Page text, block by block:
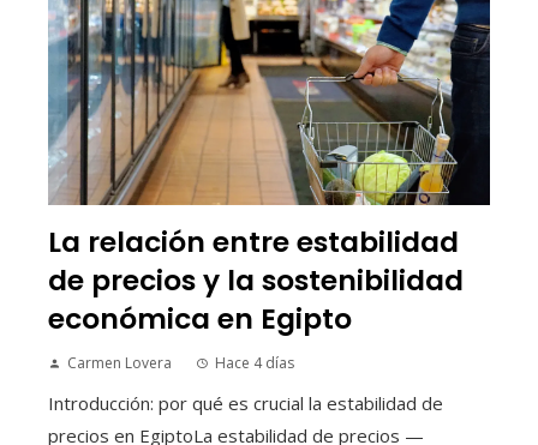
La relación entre estabilidad
de precios y la sostenibilidad
económica en Egipto
Carmen Lovera Hace 4 días
Introducción: por qué es crucial la estabilidad de
precios en EgiptoLa estabilidad de precios —